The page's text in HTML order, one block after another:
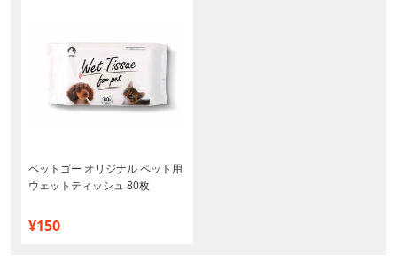
ペットゴー オリジナル ペット用
ウェットティッシュ 80枚
¥150